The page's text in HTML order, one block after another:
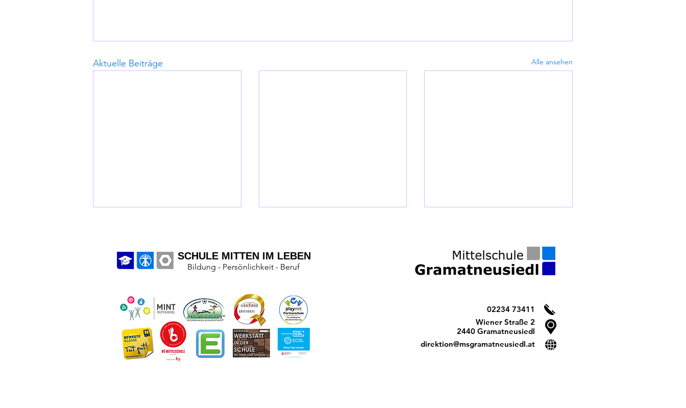
Aktuelle Beiträge Alle ansehen
Infos zur 1. Schulwoche: SJ 26/27
Schulmaterialien 2026/27
Infos zu amtssignierten
Zeugnissen
SCHULE MITTEN IM LEBEN
Bildung - Persönlichkeit - Beruf
02234 73411
Wiener Straße 2
2440 Gramatneusiedl
direktion@msgramatneusiedl.at